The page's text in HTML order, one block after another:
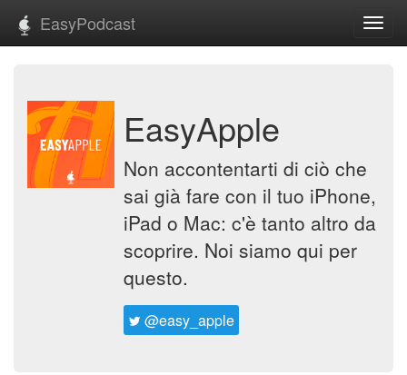
EasyPodcast
EasyApple
Non accontentarti di ciò che
sai già fare con il tuo iPhone,
iPad o Mac: c'è tanto altro da
scoprire. Noi siamo qui per
questo.
@easy_apple